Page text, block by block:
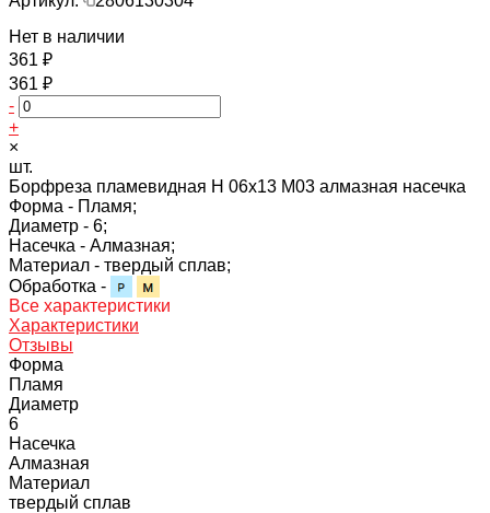
Нет в наличии
361 ₽
361 ₽
-
+
×
шт.
Борфреза пламевидная H 06х13 M03 алмазная насечка
Форма - Пламя;
Диаметр - 6;
Насечка - Алмазная;
Материал - твердый сплав;
Обработка -
Все характеристики
Характеристики
Отзывы
Форма
Пламя
Диаметр
6
Насечка
Алмазная
Материал
твердый сплав